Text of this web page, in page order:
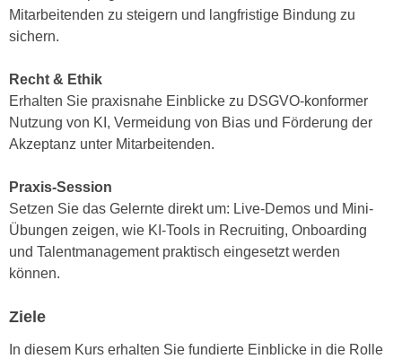
Mitarbeitenden zu steigern und langfristige Bindung zu
sichern.
Recht & Ethik
Erhalten Sie praxisnahe Einblicke zu DSGVO-konformer
Nutzung von KI, Vermeidung von Bias und Förderung der
Akzeptanz unter Mitarbeitenden.
Praxis-Session
Setzen Sie das Gelernte direkt um: Live-Demos und Mini-
Übungen zeigen, wie KI-Tools in Recruiting, Onboarding
und Talentmanagement praktisch eingesetzt werden
können.
Ziele
In diesem Kurs erhalten Sie fundierte Einblicke in die Rolle
n
d
n
w
i
r
i
e
l
o
r
e
n
e
n
U
-
U
S
u
n
t
e
r
o